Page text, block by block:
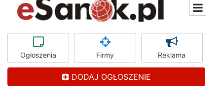
Ogłoszenia Firmy Reklama
DODAJ OGŁOSZENIE